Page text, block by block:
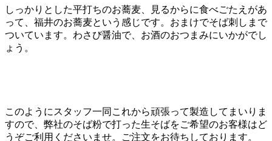
しっかりとした平打ちのお蕎麦、見るからに食べごたえがあ
って、福井のお蕎麦という感じです。おまけでそば刺しまで
ついています。わさび醤油で、お酒のおつまみにいかがでし
ょう。
このようにスタッフ一同これから頑張って製造してまいりま
すので、弊社のそば粉で打った生そばをご希望のお客様はど
うぞご利用くださいませ。ご注文をお待ちしております。